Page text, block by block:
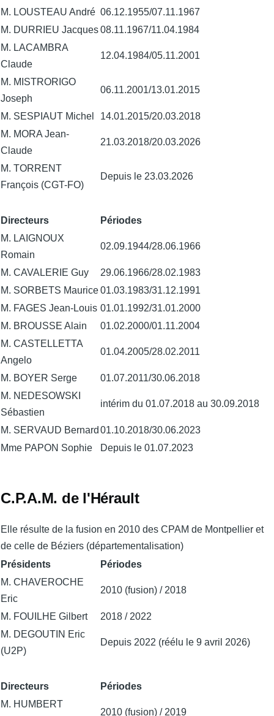
M. LOUSTEAU André 06.12.1955/07.11.1967
M. DURRIEU Jacques08.11.1967/11.04.1984
M. LACAMBRA
Claude
12.04.1984/05.11.2001
M. MISTRORIGO
Joseph
06.11.2001/13.01.2015
M. SESPIAUT Michel
14.01.2015/20.03.2018
M. MORA Jean-
Claude
21.03.2018/20.03.2026
M. TORRENT
François (CGT-FO)
Depuis le 23.03.2026
Directeurs
Périodes
M. LAIGNOUX
Romain
02.09.1944/28.06.1966
M. CAVALERIE Guy
29.06.1966/28.02.1983
M. SORBETS Maurice01.03.1983/31.12.1991
M. FAGES Jean-Louis 01.01.1992/31.01.2000
M. BROUSSE Alain
01.02.2000/01.11.2004
M. CASTELLETTA
Angelo
01.04.2005/28.02.2011
M. BOYER Serge
01.07.2011/30.06.2018
M. NEDESOWSKI
Sébastien
intérim du 01.07.2018 au 30.09.2018
M. SERVAUD Bernard 01.10.2018/30.06.2023
Mme PAPON Sophie
Depuis le 01.07.2023
C.P.A.M. de l'Hérault
Elle résulte de la fusion en 2010 des CPAM de Montpellier et
de celle de Béziers (départementalisation)
Présidents
Périodes
M. CHAVEROCHE
Eric
2010 (fusion) / 2018
M. FOUILHE Gilbert
2018 / 2022
M. DEGOUTIN Eric
(U2P)
Depuis 2022 (réélu le 9 avril 2026)
Directeurs
Périodes
M. HUMBERT
2010 (fusion) / 2019